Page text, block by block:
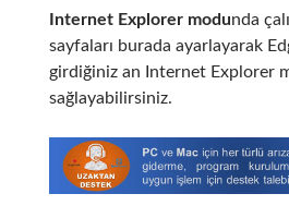
Internet Explorer modunda
sayfaları burada ayarlayarak
girdiğiniz an Internet Explorer
sağlayabilirsiniz.